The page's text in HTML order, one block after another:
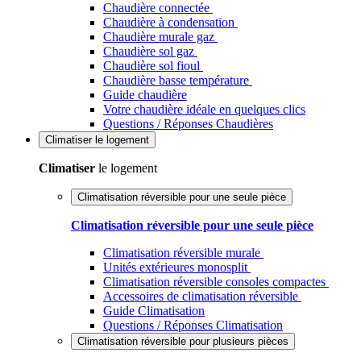
Chaudière connectée
Chaudière à condensation
Chaudière murale gaz
Chaudière sol gaz
Chaudière sol fioul
Chaudière basse température
Guide chaudière
Votre chaudière idéale en quelques clics
Questions / Réponses Chaudières
Climatiser le logement
Climatiser le logement
Climatisation réversible pour une seule pièce
Climatisation réversible pour une seule pièce
Climatisation réversible murale
Unités extérieures monosplit
Climatisation réversible consoles compactes
Accessoires de climatisation réversible
Guide Climatisation
Questions / Réponses Climatisation
Climatisation réversible pour plusieurs pièces